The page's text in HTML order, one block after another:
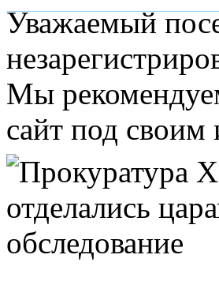
Уважаемый
Мы
сайт под своим